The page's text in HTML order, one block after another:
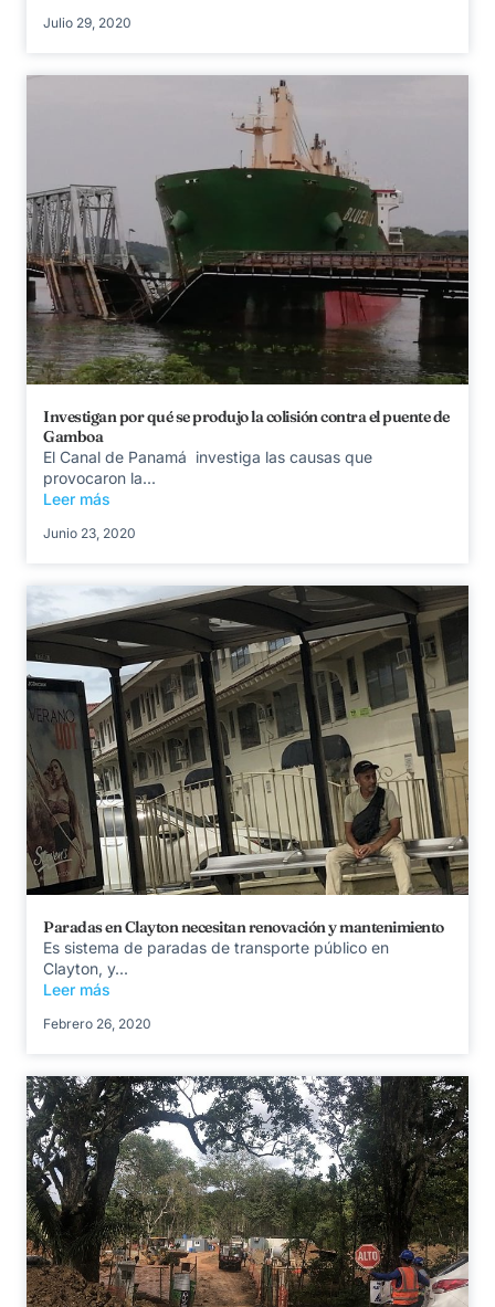
Julio 29, 2020
Investigan por qué se produjo la colisión contra el puente de
Gamboa
El Canal de Panamá investiga las causas que
provocaron la...
Leer más
Junio 23, 2020
Paradas en Clayton necesitan renovación y mantenimiento
Es sistema de paradas de transporte público en
Clayton, y...
Leer más
Febrero 26, 2020